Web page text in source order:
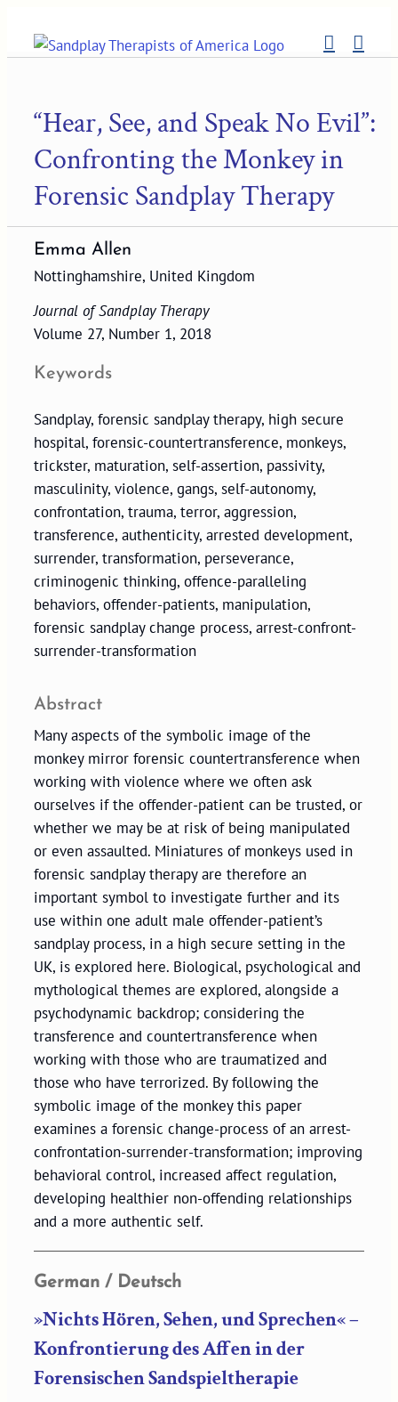
content
“Hear, See, and Speak No Evil”:
Confronting the Monkey in
Forensic Sandplay Therapy
Emma Allen
Nottinghamshire, United Kingdom
Journal of Sandplay Therapy
Volume 27, Number 1, 2018
Keywords
Sandplay, forensic sandplay therapy, high secure
hospital, forensic-countertransference, monkeys,
trickster, maturation, self-assertion, passivity,
masculinity, violence, gangs, self-autonomy,
confrontation, trauma, terror, aggression,
transference, authenticity, arrested development,
surrender, transformation, perseverance,
criminogenic thinking, offence-paralleling
behaviors, offender-patients, manipulation,
forensic sandplay change process, arrest-confront-
surrender-transformation
Abstract
Many aspects of the symbolic image of the
monkey mirror forensic countertransference when
working with violence where we often ask
ourselves if the offender-patient can be trusted, or
whether we may be at risk of being manipulated
or even assaulted. Miniatures of monkeys used in
forensic sandplay therapy are therefore an
important symbol to investigate further and its
use within one adult male offender-patient’s
sandplay process, in a high secure setting in the
UK, is explored here. Biological, psychological and
mythological themes are explored, alongside a
psychodynamic backdrop; considering the
transference and countertransference when
working with those who are traumatized and
those who have terrorized. By following the
symbolic image of the monkey this paper
examines a forensic change-process of an arrest-
confrontation-surrender-transformation; improving
behavioral control, increased affect regulation,
developing healthier non-offending relationships
and a more authentic self.
German / Deutsch
»Nichts Hören, Sehen, und Sprechen« –
Konfrontierung des Affen in der
Forensischen Sandspieltherapie